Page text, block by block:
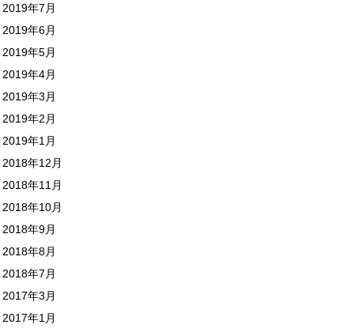
2019年7月
2019年6月
2019年5月
2019年4月
2019年3月
2019年2月
2019年1月
2018年12月
2018年11月
2018年10月
2018年9月
2018年8月
2018年7月
2017年3月
2017年1月